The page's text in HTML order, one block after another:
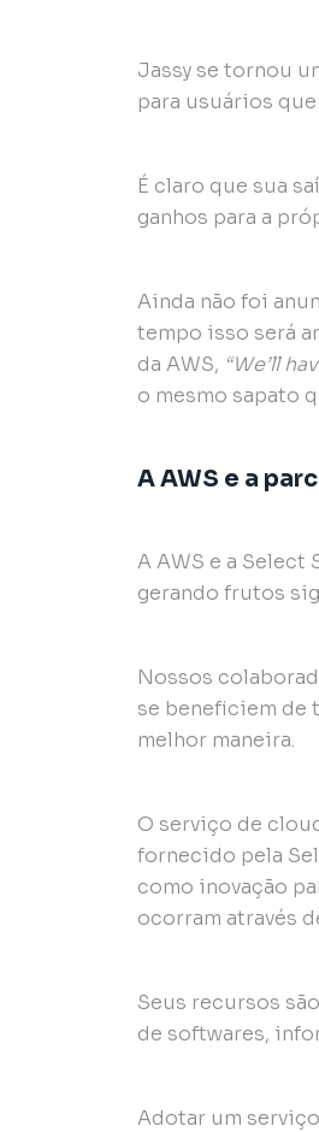
Jassy se tornou
para usuários
É claro que sua
ganhos para a
Ainda não foi
tempo isso será
da AWS, “We’ll
o mesmo sapato
A AWS e a
A AWS e a Select
gerando frutos
Nossos
se beneficiem de
melhor maneira.
O serviço de
fornecido pela
como inovação
ocorram através
Seus recursos
de softwares,
Adotar um